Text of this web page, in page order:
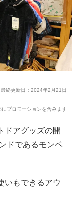
終更新日：2024年2月21日
にプロモーションを含みます
ドアグッズの開
ドであるモンベ
いもできるアウ